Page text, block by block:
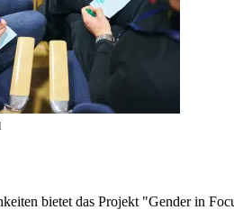
bietet das Projekt "Gender in